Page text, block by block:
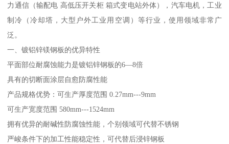
力通信（输配电 高低压开关柜 箱式变电站外体），汽车电机，工业
制冷（冷却塔，大型户外工业用空调）等行业，使用领域非常广
泛。
一、镀铝锌镁钢板的优异特性
平面部位耐腐蚀能力是镀铝锌钢板的6—8倍
具有的切断面涂层自愈防腐性能
产品规格优势：可生产厚度范围 0.27mm---9mm
可生产宽度范围 580mm---1524mm
拥有优异的耐碱性防腐蚀性能，个别领域可代替不锈钢
严峻条件下的加工性能稳定性，可代替后浸锌钢板